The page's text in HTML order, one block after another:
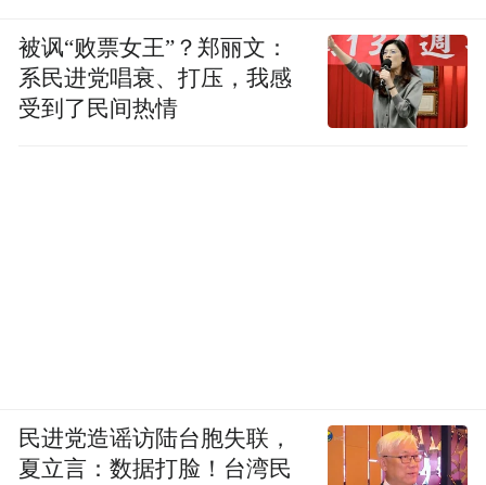
被讽“败票女王”？郑丽文：
系民进党唱衰、打压，我感
受到了民间热情
民进党造谣访陆台胞失联，
夏立言：数据打脸！台湾民